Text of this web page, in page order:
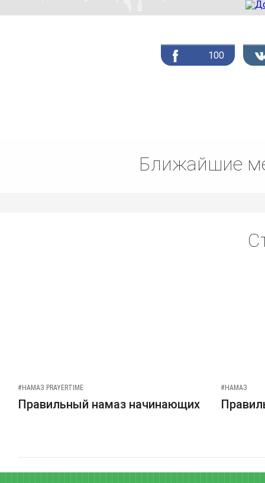
100
Ближайшие
#НАМАЗ PRAYERTIME
Правильный намаз начинающих
#НАМАЗ